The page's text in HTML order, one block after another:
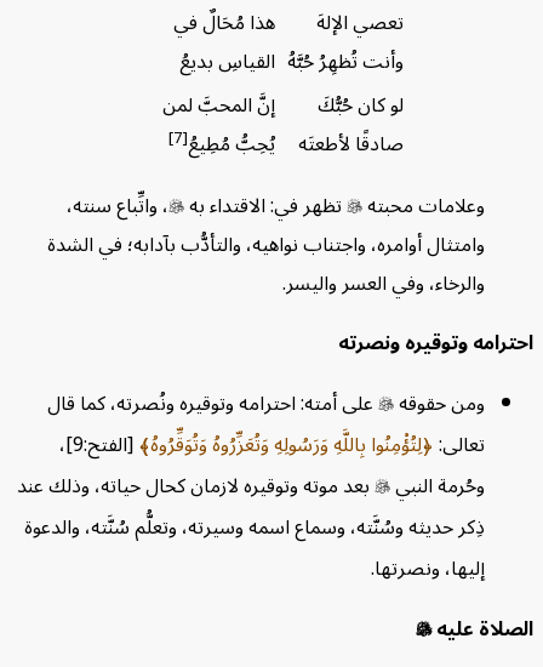
تعصي الإلهَ
وأنت تُظهِرُ حُبَّهُ
هذا مُحَالٌ في
القياسِ بديعُ
لو كان حُبُّكَ
صادقًا لأطعتَه
إنَّ المحبَّ لمن
يُحِبُّ مُطِيعُ[7]
وعلامات محبتهتظهر في: الاقتداء به، واتِّباع سنته،
وامتثال أوامره، واجتناب نواهيه، والتأدُّب بآدابه؛ في الشدة
والرخاء، وفي العسر واليسر.
وتوقيره ونصرته
ومن حقوقهعلى أمته: احترامه وتوقيره ونُصرته، كما قال
تعالى: لِتُؤْمِنُوا بِاللَّهِ وَرَسُولِهِ وَتُعَزِّرُوهُ وَتُوَقِّرُوهُ
[الفتح:9]،
وحُرمة النبيبعد موته وتوقيره لازمان كحال حياته، وذلك عند
ذِكر حديثه وسُنَّته، وسماع اسمه وسيرته، وتعلُّم سُنَّته، والدعوة
إليها، ونصرتها.
عليه